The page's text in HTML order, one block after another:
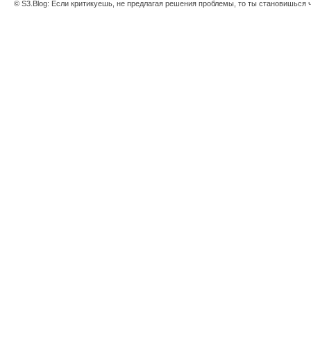
© S3.Blog: Если критикуешь, не предлагая решения проблемы, то ты становишься